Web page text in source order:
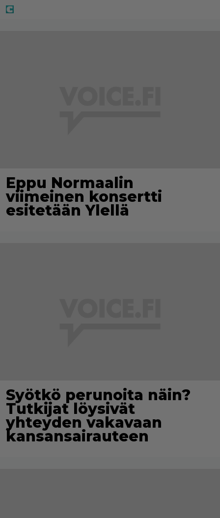
Eppu Normaalin
viimeinen konsertti
esitetään Ylellä
Syötkö perunoita näin?
Tutkijat löysivät
yhteyden vakavaan
kansansairauteen